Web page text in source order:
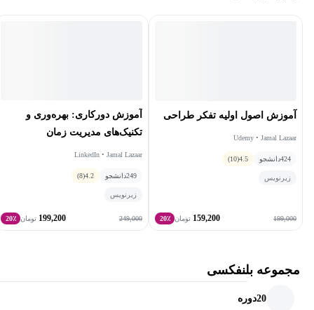
هدف‌گذاری
اعتماد به نفس
ارتباطات
هوش هیجانی
آموزش اصول اولیه تفکر طراحی
Udemy • Jamal Lazaar
424دانشجو 4.5
(10)
زیرنویس
199,000
159,200 تومان 20٪
آموزش دورکاری: بهره‌وری و
تکنیک‌های مدیریت زمان
LinkedIn • Jamal Lazaar
249دانشجو 4.2
(8)
زیرنویس
249,000
199,200 تومان 20٪
مجموعه بلنفکسی
20دوره